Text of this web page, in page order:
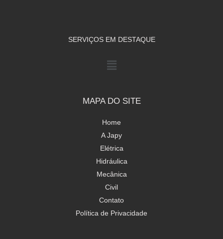
SERVIÇOS EM DESTAQUE
MAPA DO SITE
Home
A Japy
Elétrica
Hidráulica
Mecânica
Civil
Contato
Política de Privacidade